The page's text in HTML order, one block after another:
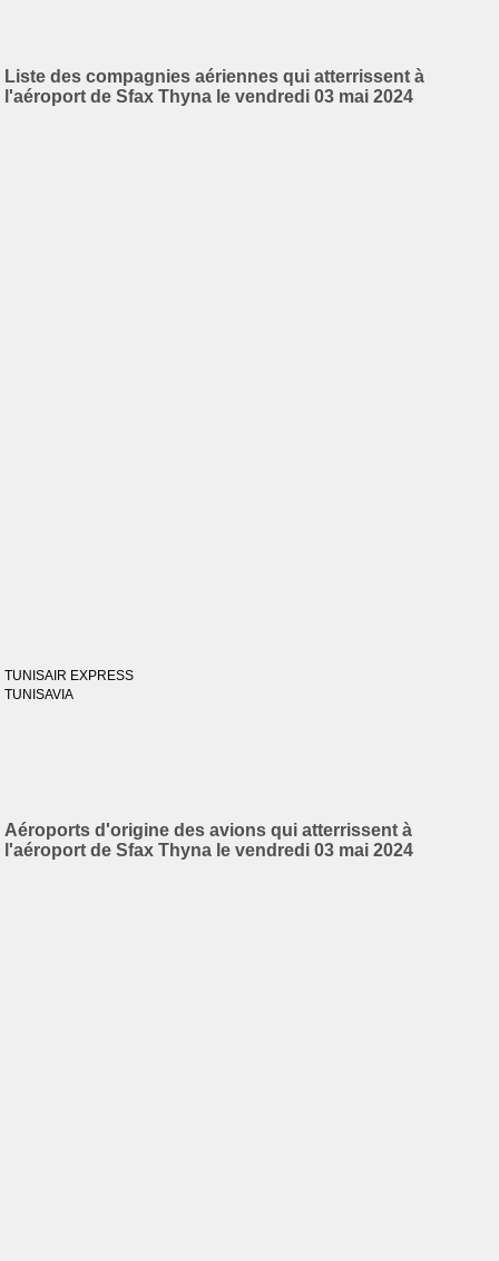
Liste des compagnies aériennes qui atterrissent à
l'aéroport de Sfax Thyna le vendredi 03 mai 2024
TUNISAIR EXPRESS
TUNISAVIA
Aéroports d'origine des avions qui atterrissent à
l'aéroport de Sfax Thyna le vendredi 03 mai 2024